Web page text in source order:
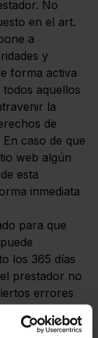
No
en el art.
a
y
forma activa
aquellos
la
de
caso de que
web algún
esta
inmediata
para que
los 365 días
prestador no
errores